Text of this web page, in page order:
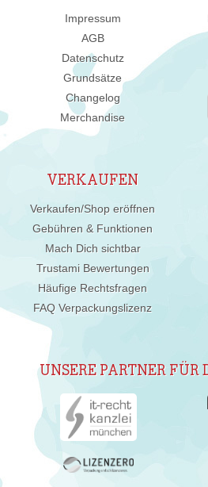
Impressum
AGB
Datenschutz
Grundsätze
Changelog
Merchandise
VERKAUFEN
Verkaufen/Shop eröffnen
Gebühren & Funktionen
Mach Dich sichtbar
Trustami Bewertungen
Häufige Rechtsfragen
FAQ Verpackungslizenz
UNSERE PARTNER FÜR